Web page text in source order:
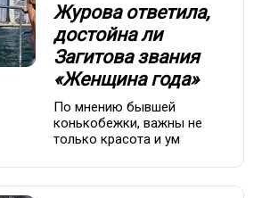
Журова ответила,
достойна ли
Загитова звания
«Женщина года»
По мнению бывшей
конькобежки, важны не
только красота и ум